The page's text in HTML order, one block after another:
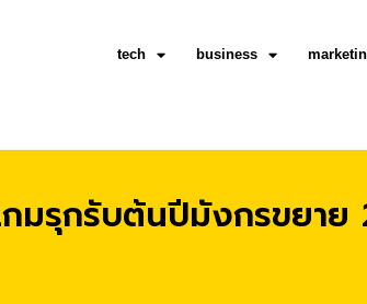
tech business
กมรุกรับต้นปีมังกรขยา